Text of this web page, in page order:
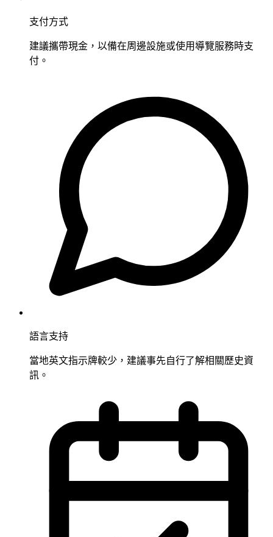
支付方式
建議攜帶現金，以備在周邊設施或使用導覽服務時支
付。
語言支持
當地英文指示牌較少，建議事先自行了解相關歷史資
訊。